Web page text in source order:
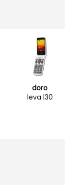
doro
leva l30